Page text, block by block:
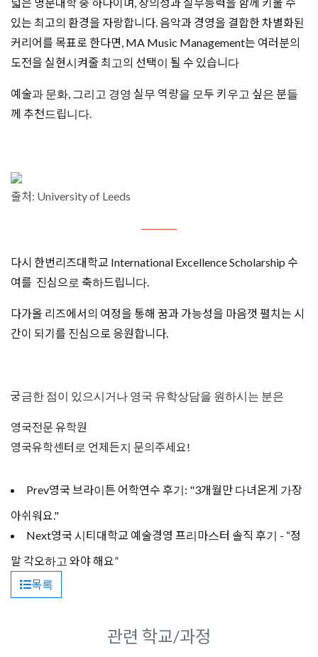
넓은 명문대학 중 하나이며, 창의성과 실무능력을 함께 키울 수
있는 최고의 환경을 자랑합니다. 음악과 경영을 결합한 차별화된
커리어를 목표로 한다면, MA Music Management는 여러분의
도전을 실현시켜줄 최고의 선택이 될 수 있습니다
​예술과 문화, 그리고 경영 실무 역량을 모두 키우고 싶은 분들
께 추천드립니다.
출처: University of Leeds
다시 한번리즈대학교 International Excellence Scholarship 수
여를 진심으로 축하드립니다.
다가올 리즈에서의 여정을 통해 꿈과 가능성을 마음껏 펼치는 시
간이 되기를 진심으로 응원합니다.
궁금한 점이 있으시거나 영국 유학상담을 원하시는 분은
영국전문 유학원
영국유학센터로 언제든지 문의주세요!
Prev영국 브라이튼 어학연수 후기: "3개월만 다녀온게 가장
아쉬워요."
Next영국 시티대학교 예술경영 프리마스터 솔직 후기 - “정
말 각오하고 와야 해요”
목록
관련 학교/과정